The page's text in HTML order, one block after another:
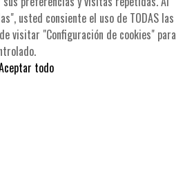
usted consiente el uso de TODAS las
visitar "Configuración de cookies" para
todo